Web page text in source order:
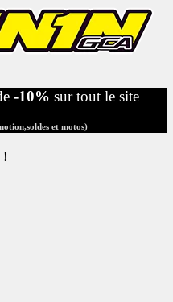
-10% sur tout le site
et motos)
!